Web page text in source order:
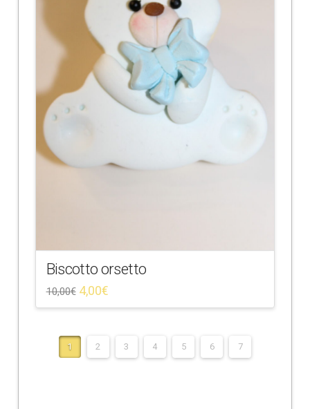
Biscotto orsetto
10,00€ 4,00€
1 2 3 4 5 6 7